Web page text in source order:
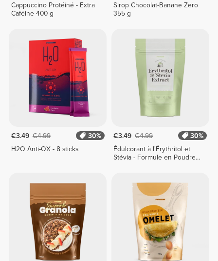
Cappuccino Protéiné - Extra
Caféine 400 g
Sirop Chocolat-Banane Zero
355 g
€3.49 €4.99
30%
H2O Anti-OX - 8 sticks
€3.49 €4.99
30%
Édulcorant à l'Érythritol et
Stévia - Formule en Poudre -